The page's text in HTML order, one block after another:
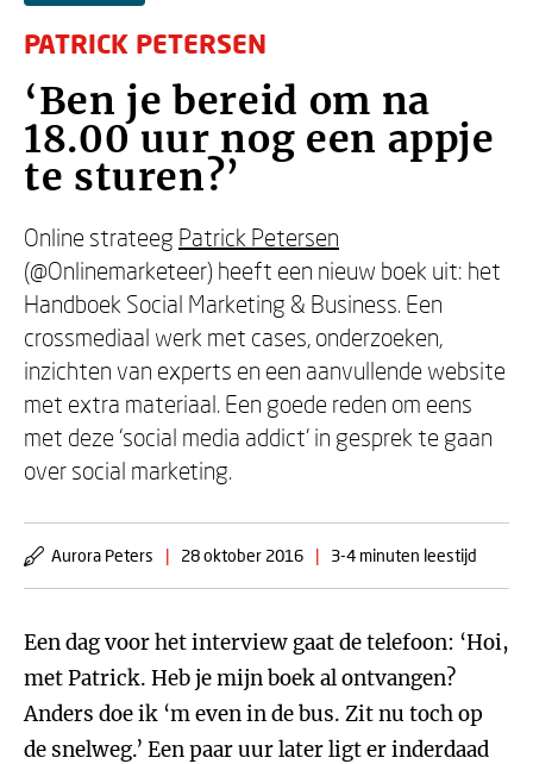
PATRICK PETERSEN
‘Ben je bereid om na
18.00 uur nog een appje
te sturen?’
Online strateeg Patrick Petersen
(@Onlinemarketeer) heeft een nieuw boek uit: het
Handboek Social Marketing & Business. Een
crossmediaal werk met cases, onderzoeken,
inzichten van experts en een aanvullende website
met extra materiaal. Een goede reden om eens
met deze ‘social media addict’ in gesprek te gaan
over social marketing.
Aurora Peters | 28 oktober 2016 | 3-4 minuten leestijd
Een dag voor het interview gaat de telefoon: ‘Hoi,
met Patrick. Heb je mijn boek al ontvangen?
Anders doe ik ‘m even in de bus. Zit nu toch op
de snelweg.’ Een paar uur later ligt er inderdaad